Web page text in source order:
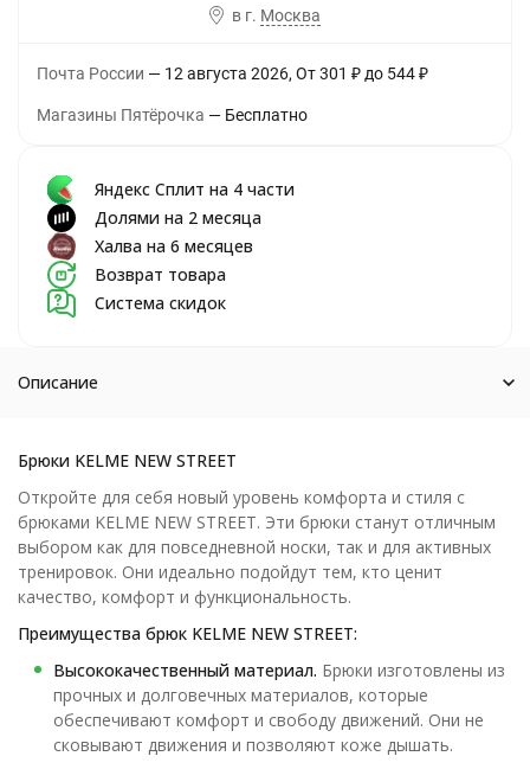
в г. Москва
Почта России 12 августа 2026 От 301 ₽до 544₽
Магазины Пятёрочка Бесплатно
Яндекс Сплит на 4 части
Долями на 2 месяца
Халва на 6 месяцев
Возврат товара
Система скидок
Описание
Брюки KELME NEW STREET
Откройте для себя новый уровень комфорта и стиля с
брюками KELME NEW STREET. Эти брюки станут отличным
выбором как для повседневной носки, так и для активных
тренировок. Они идеально подойдут тем, кто ценит
качество, комфорт и функциональность.
Преимущества брюк KELME NEW STREET:
Высококачественный материал. Брюки изготовлены из
прочных и долговечных материалов, которые
обеспечивают комфорт и свободу движений. Они не
сковывают движения и позволяют коже дышать.